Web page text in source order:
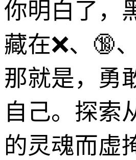
你明白了，
藏在❌、🔞
那就是，勇
自己。探索
的灵魂而虚